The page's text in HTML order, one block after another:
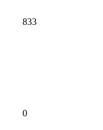
833
0